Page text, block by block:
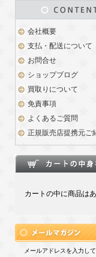
会社概要
支払・配送について
お問合せ
ショップブログ
買取りについて
免責事項
よくあるご質問
正規販売店提携元ご
カートの中に商品は
メールアドレスを入力して